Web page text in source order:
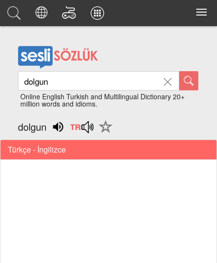
Online English Turkish and Multilingual Dictionary 20+
million words and idioms.
dolgun
Türkçe - İngilizce